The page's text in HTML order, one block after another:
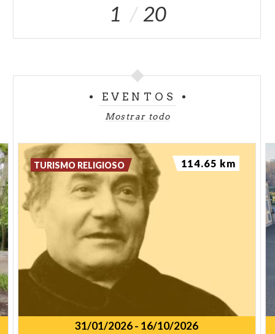
1 20
EVENTOS
Mostrar todo
31/01/2026- 16/10/2026
TURISMO RELIGIOSO 114.65 km